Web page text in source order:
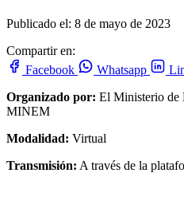
Publicado el: 8 de mayo de 2023
Compartir en:
Facebook
Whatsapp
Organizado por: El Ministerio de
MINEM
Modalidad: Virtual
Transmisión: A través de la